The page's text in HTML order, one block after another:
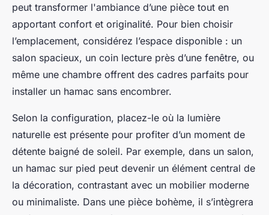
peut transformer l'ambiance d’une pièce tout en
apportant confort et originalité. Pour bien choisir
l’emplacement, considérez l’espace disponible : un
salon spacieux, un coin lecture près d’une fenêtre, ou
même une chambre offrent des cadres parfaits pour
installer un hamac sans encombrer.
Selon la configuration, placez-le où la lumière
naturelle est présente pour profiter d’un moment de
détente baigné de soleil. Par exemple, dans un salon,
un hamac sur pied peut devenir un élément central de
la décoration, contrastant avec un mobilier moderne
ou minimaliste. Dans une pièce bohème, il s’intègrera